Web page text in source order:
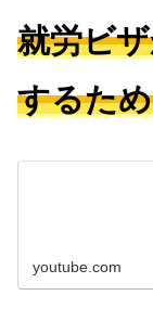
就労ビ
するた
youtube.com